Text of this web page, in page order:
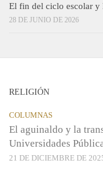
El fin del ciclo escolar y
28 DE JUNIO DE 2026
RELIGIÓN
COLUMNAS
El aguinaldo y la
Universidades
21 DE DICIEMBRE DE